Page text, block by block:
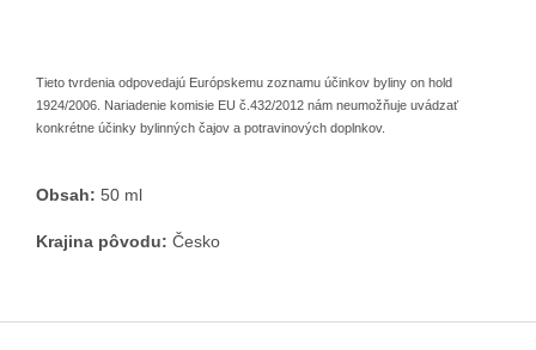
Tieto tvrdenia odpovedajú Európskemu zoznamu účinkov byliny on hold
1924/2006. Nariadenie komisie EU č.432/2012 nám neumožňuje uvádzať
konkrétne účinky bylinných čajov a potravinových doplnkov.
Obsah: 50 ml
Krajina pôvodu: Česko
Z